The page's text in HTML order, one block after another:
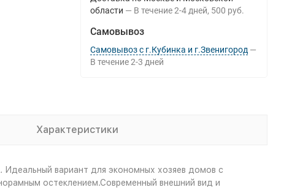
области
В течение 2-4 дней 500 руб.
Самовывоз
Самовывоз с г.Кубинка и г.Звенигород
В течение 2-3 дней
Характеристики
вариант для экономных хозяев домов с
остеклением.Современный внешний вид и